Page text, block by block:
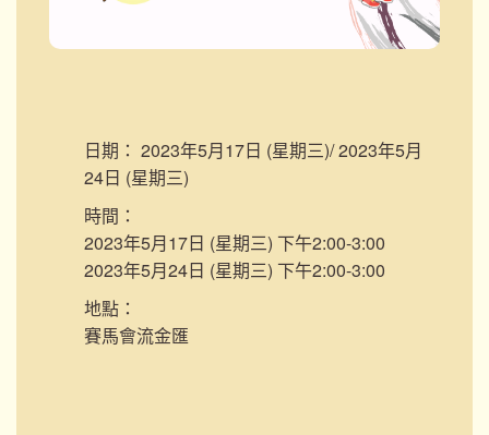
日期： 2023年5月17日 (星期三)/ 2023年5月
24日 (星期三)
時間：
2023年5月17日 (星期三) 下午2:00-3:00
2023年5月24日 (星期三) 下午2:00-3:00
地點：
賽馬會流金匯